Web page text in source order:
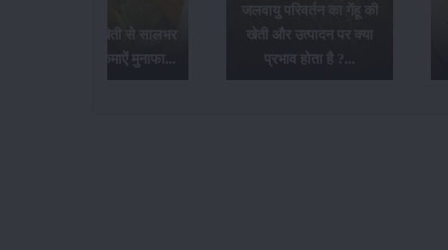
बेबी कॉर्न की खेती से सालभर
में 3 से 4 बार कमाऐं मुनाफा...
जलवायु परिवर्तन का गेंहू की
खेती और उत्पादन पर क्या
प्रभाव होता है ?...